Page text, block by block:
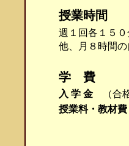
授業時間
週１回各１５
他、月８時間
学 費
入 学 金 （合
授業料・教材費